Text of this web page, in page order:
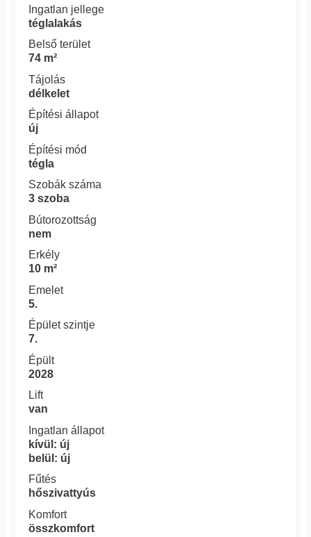
Ingatlan jellege
téglalakás
Belső terület
74 m²
Tájolás
délkelet
Építési állapot
új
Építési mód
tégla
Szobák száma
3 szoba
Bútorozottság
nem
Erkély
10 m²
Emelet
5.
Épület szintje
7.
Épült
2028
Lift
van
Ingatlan állapot
kívül: új
belül: új
Fűtés
hőszivattyús
Komfort
összkomfort